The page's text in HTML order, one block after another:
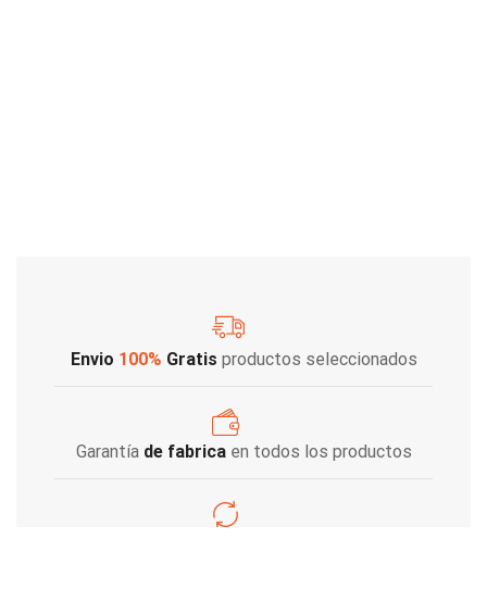
Envio 100% Gratis productos seleccionados
Garantía de fabricaen todos los productos